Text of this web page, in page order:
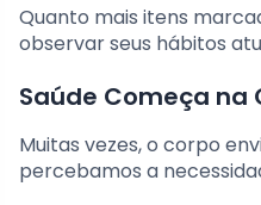
Quanto mais itens
observar seus hábitos
Saúde Começa na
Muitas vezes, o corpo
percebamos a